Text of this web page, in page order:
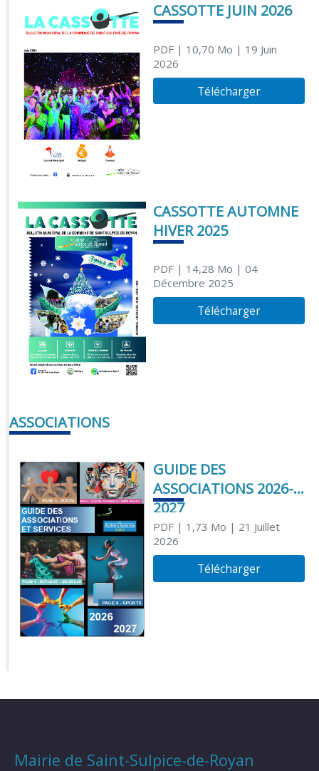
CASSOTTE JUIN 2026
PDF| 10,70 Mo | 19 Juin
2026
Télécharger
CASSOTTE AUTOMNE
HIVER 2025
PDF| 14,28 Mo | 04
Décembre 2025
Télécharger
ASSOCIATIONS
GUIDE DES
ASSOCIATIONS 2026-
2027
PDF| 1,73 Mo | 21 Juillet
2026
Télécharger
Mairie de Saint-Sulpice-de-Royan